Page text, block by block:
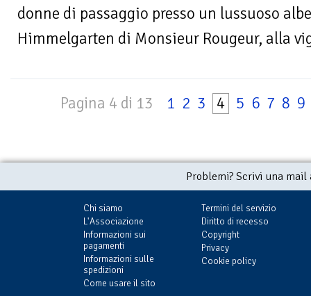
donne di passaggio presso un lussuoso
Himmelgarten di Monsieur Rougeur, alla
Pagina 4 di 13 1 2 3 4 5 6 7 8 9
Problemi? Scrivi una
Chi siamo
L'Associazione
Informazioni sui
pagamenti
Informazioni sulle
spedizioni
Come usare il sito
Termini del servizio
Diritto di recesso
Copyright
Privacy
Cookie policy